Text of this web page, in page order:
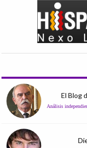
El Blog
Análisis